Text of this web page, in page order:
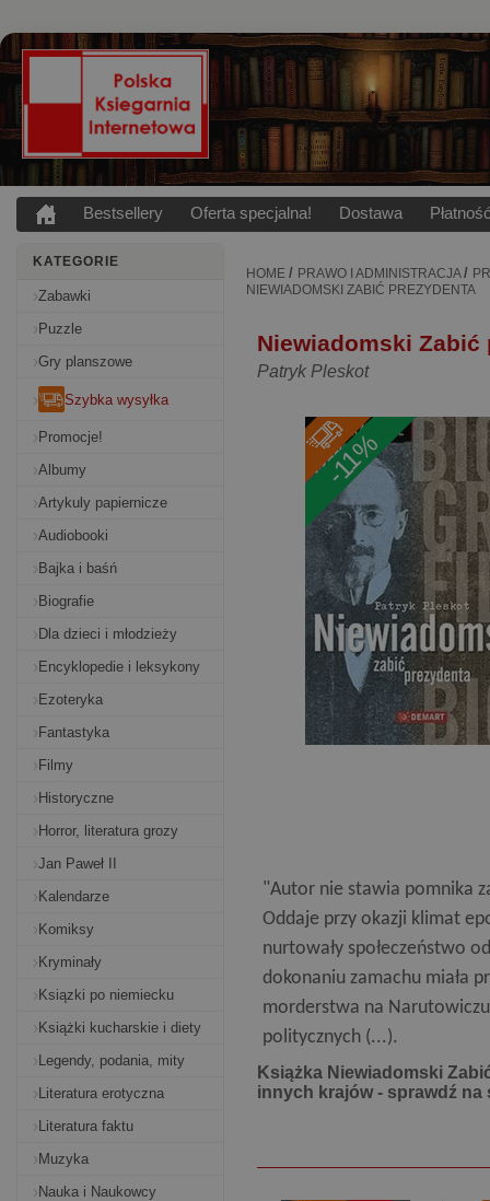
Bestsellery Oferta specjalna! Dostawa
KATEGORIE
Zabawki
Puzzle
Gry planszowe
Szybka wysyłka
Promocje!
Albumy
Artykuly papiernicze
Audiobooki
Bajka i baśń
Biografie
Dla dzieci i młodzieży
Encyklopedie i leksykony
Ezoteryka
Fantastyka
Filmy
Historyczne
Horror, literatura grozy
Jan Paweł II
Kalendarze
Komiksy
Kryminały
Ksiązki po niemiecku
Książki kucharskie i diety
Legendy, podania, mity
Literatura erotyczna
Literatura faktu
Muzyka
Nauka i Naukowcy
HOME / PRAWO I ADMINISTRACJA /
NIEWIADOMSKI ZABIĆ PREZYDENTA
Niewiadomski Zabić
Patryk Pleskot
-11%
"Autor nie stawia pomnika
Oddaje przy okazji klimat
nurtowały społeczeństwo
dokonaniu zamachu miała
morderstwa na
politycznych (...).
Książka Niewiadomski
innych krajów - sprawdź